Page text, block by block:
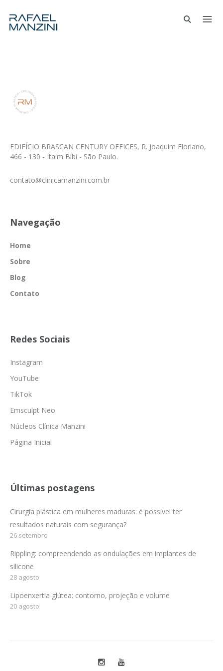
EDIFÍCIO BRASCAN CENTURY OFFICES, R. Joaquim Floriano,
466 - 130 - Itaim Bibi - São Paulo.
contato@clinicamanzini.com.br
Navegação
Home
Sobre
Blog
Contato
Redes Sociais
Instagram
YouTube
TikTok
Emsculpt Neo
Núcleos Clínica Manzini
Página Inicial
Últimas postagens
Cirurgia plástica em mulheres maduras: é possível ter
resultados naturais com segurança?
26 setembro
Rippling: compreendendo as ondulações em implantes de
silicone
28 agosto
Lipoenxertia glútea: contorno, projeção e volume
20 agosto